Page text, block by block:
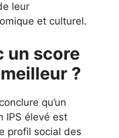
leur
et culturel.
un score
?
qu’un
IPS élevé est
profil social des